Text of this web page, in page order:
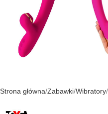
Strona główna Zabawki Wibratory